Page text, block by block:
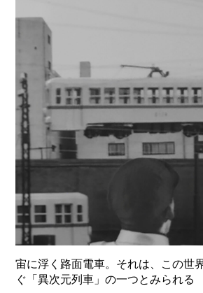
宙に浮く路面電車。それは、この世
ぐ「異次元列車」の一つとみら